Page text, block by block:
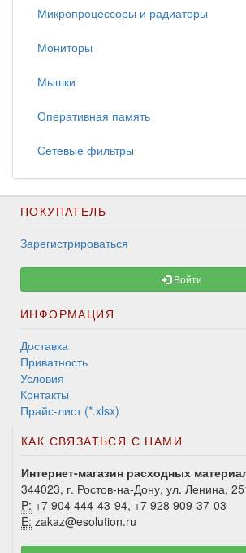
Микропроцессоры и радиаторы
Мониторы
Мышки
Оперативная память
Сетевые фильтры
ПОКУПАТЕЛЬ
Зарегистрироваться
Войти
ИНФОРМАЦИЯ
Доставка
Приватность
Условия
Контакты
Прайс-лист (*.xlsx)
КАК СВЯЗАТЬСЯ С НАМИ
Интернет-магазин расходных
344023, г. Ростов-на-Дону, ул. Ленина,
P: +7 904 444-43-94, +7 928 909-37-03
E: zakaz@esolution.ru